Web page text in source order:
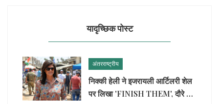
यादृच्छिक पोस्ट
अंतरराष्ट्रीय
निक्की हेली ने इजरायली आर्टिलरी शेल
पर लिखा 'FINISH THEM', दौरे के